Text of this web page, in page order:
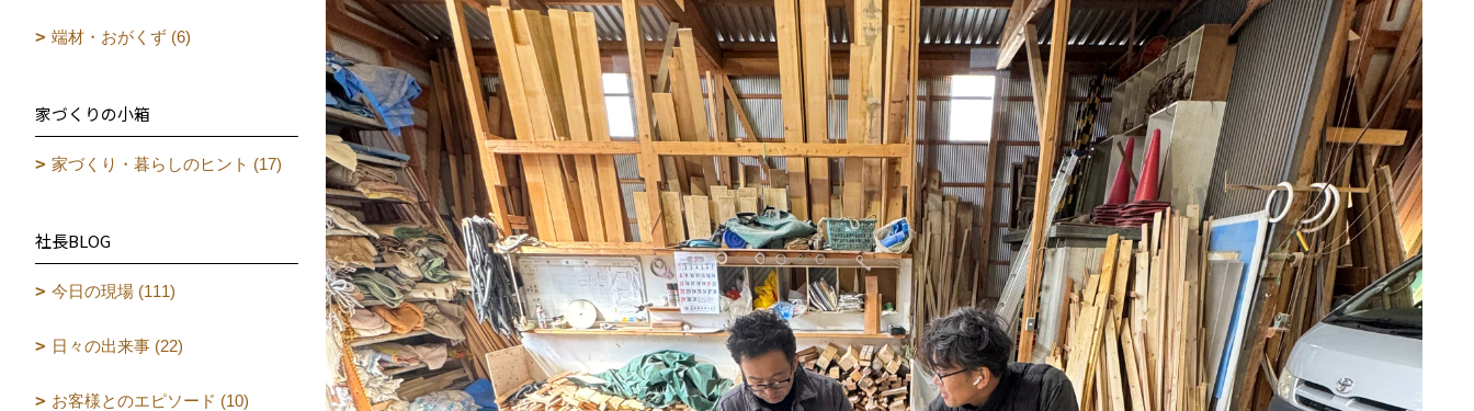
端材・おがくず (6)
家づくりの小箱
家づくり・暮らしのヒント (17)
社長BLOG
今日の現場 (111)
日々の出来事 (22)
お客様とのエピソード (10)